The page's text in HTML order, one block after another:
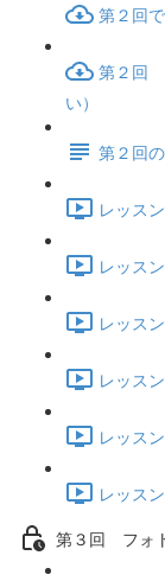
第２回
第２回
い）
第２回
レッス
レッス
レッス
レッス
レッス
レッス
第３回 フォ